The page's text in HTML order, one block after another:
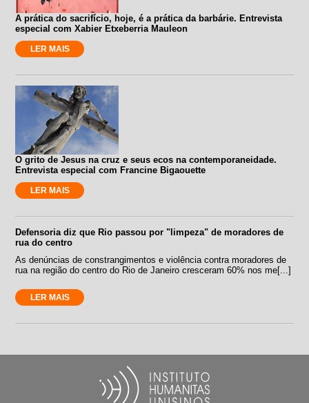
A prática do sacrifício, hoje, é a prática da barbárie. Entrevista
especial com Xabier Etxeberria Mauleon
LER MAIS
O grito de Jesus na cruz e seus ecos na contemporaneidade.
Entrevista especial com Francine Bigaouette
LER MAIS
Defensoria diz que Rio passou por "limpeza" de moradores de
rua do centro
As denúncias de constrangimentos e violência contra moradores de
rua na região do centro do Rio de Janeiro cresceram 60% nos me[...]
LER MAIS